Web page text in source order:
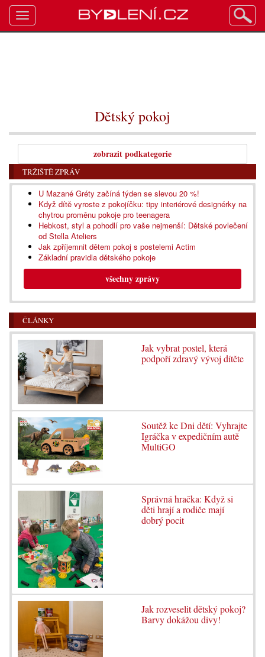
Dětský pokoj
zobrazit podkategorie
TRŽIŠTĚ ZPRÁV
U Mazané Gréty začíná týden se slevou 20 %!
Když dítě vyroste z pokojíčku: tipy interiérové designérky na
chytrou proměnu pokoje pro teenagera
Hebkost, styl a pohodlí pro vaše nejmenší: Dětské povlečení
od Stella Ateliers
Jak zpříjemnit dětem pokoj s postelemi Actim
Základní pravidla dětského pokoje
všechny zprávy
ČLÁNKY
Jak vybrat postel, která
podpoří zdravý vývoj dítěte
Soutěž ke Dni dětí: Vyhrajte
Igráčka v expedičním autě
MultiGO
Správná hračka: Když si
děti hrají a rodiče mají
dobrý pocit
Jak rozveselit dětský pokoj?
Barvy dokážou divy!
Toggle
navigation